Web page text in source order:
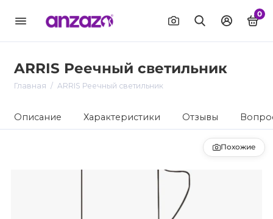
0
ARRIS Реечный светильник
Главная ARRIS Реечный светильник
Описание Характеристики Отзывы
Похожие